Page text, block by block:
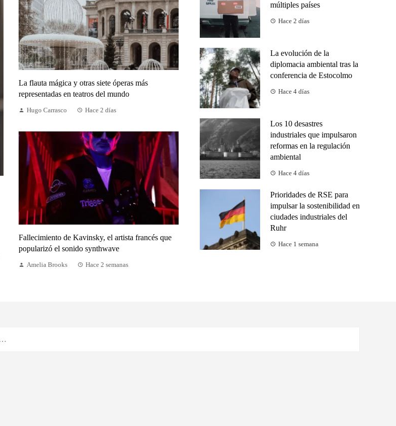
La flauta mágica y otras siete óperas más
representadas en teatros del mundo
Hugo Carrasco Hace 2 días
Fallecimiento de Kavinsky, el artista francés que
popularizó el sonido synthwave
Amelia Brooks Hace 2 semanas
múltiples países
Hace 2 días
La evolución de la
diplomacia ambiental tras la
conferencia de Estocolmo
Hace 4 días
Los 10 desastres
industriales que impulsaron
reformas en la regulación
ambiental
Hace 4 días
Prioridades de RSE para
impulsar la sostenibilidad en
ciudades industriales del
Ruhr
Hace 1 semana